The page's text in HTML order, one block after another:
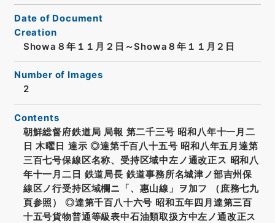
Date of Document
Creation
Showa８年１１月２日～Showa８年１１月２日
Number of Images
2
Contents
朝鮮総督府鉄道局 局報 第二千三号 昭和八年十一月二
日 木曜日 達示 ◎達第千百八十五号 昭和八年五月達第
三百七号保線区名称、受持区域中左ノ通改正ス 昭和八
年十一月二日 鉄道局長 鉄道事務所名城津ノ部吉州保
線区ノ行受持区域欄ニ「、惠山線」ヲ加フ （庶務七九
頁参照） ◎達第千百八十六号 昭和五年四月達第三百
十五号貨物普通等級表中石油類取扱方中左ノ通改正ス